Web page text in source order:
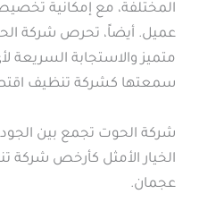
المختلفة، مع إمكانية
عميل. أيضاً، تحرص شركة
متميز والاستجابة السريعة
سمعتها كشركة تنظيف
شركة الحوت تجمع بين
الخيار الأمثل كأرخص شركة
عجمان.